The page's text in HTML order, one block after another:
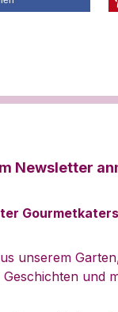
Newsletter
unserem
Geschichten und